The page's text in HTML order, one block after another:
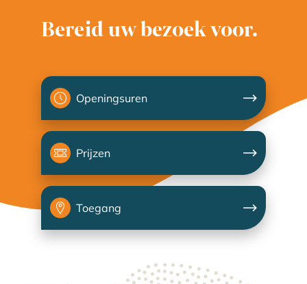
Bereid uw bezoek voor.
Openingsuren
Prijzen
Toegang